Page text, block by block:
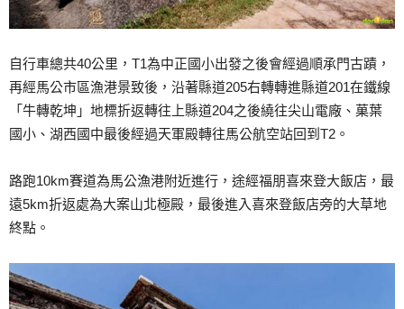
自行車總共40公里，T1為中正國小出發之後會經過順承門古蹟，
再經馬公市區漁港景致後，沿著縣道205右轉轉進縣道201在鐵線
「牛轉乾坤」地標折返轉往上縣道204之後繞往尖山電廠、菓葉
國小、湖西國中最後經過天軍殿轉往馬公航空站回到T2。
路跑10km賽道為馬公漁港附近進行，途經福朋喜來登大飯店，最
遠5km折返處為大案山北極殿，最後進入喜來登飯店旁的大草地
終點。